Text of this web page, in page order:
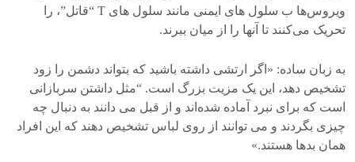
ویروس‌ها ب سلول های ایمنی مانند سلول های T “قاتل”، را
تحریک می‌کنند تا آنها را از میان ببرند.
به زبان ساده: «اگر ارتشی داشته باشید که بتواند دشمن را زود
تشخیص دهد، این یک مزیت بزرگ است. “مثل داشتن سربازانی
است که برای نبرد آماده شده‌اند و از قبل می دانند به دنبال چه
چیزی بگردند و می توانند از روی لباس تشخیص دهند که این افراد
همان بدها هستند.»